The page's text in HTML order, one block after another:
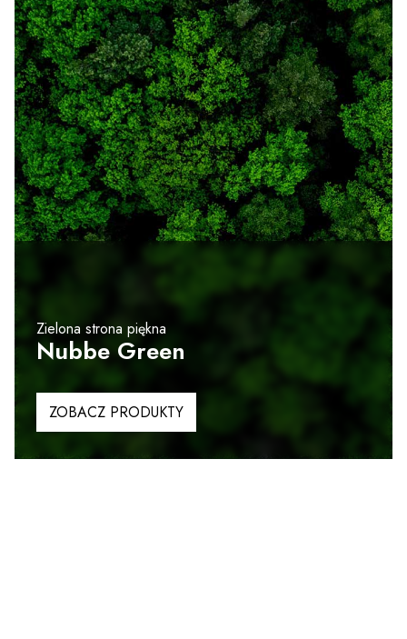
Zielona strona piękna
Nubbe Green
ZOBACZ PRODUKTY